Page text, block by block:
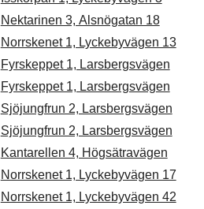
Nektarinen 3, Alsnögatan 18
Norrskenet 1, Lyckebyvägen 13
Fyrskeppet 1, Larsbergsvägen
Fyrskeppet 1, Larsbergsvägen
Sjöjungfrun 2, Larsbergsvägen
Sjöjungfrun 2, Larsbergsvägen
Kantarellen 4, Högsätravägen
Norrskenet 1, Lyckebyvägen 17
Norrskenet 1, Lyckebyvägen 42